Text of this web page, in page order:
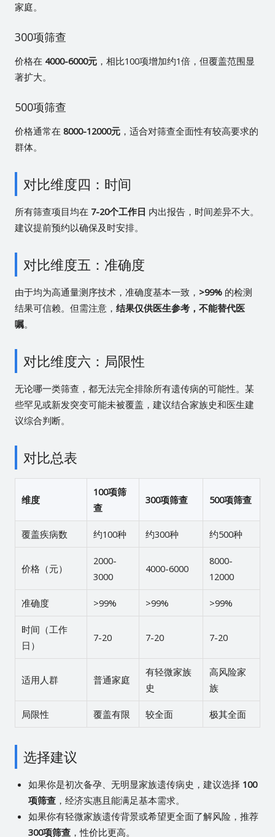
家庭。
300项筛查
价格在 4000-6000元，相比100项增加约1倍，但覆盖范围显
著扩大。
500项筛查
价格通常在 8000-12000元，适合对筛查全面性有较高要求的
群体。
对比维度四：时间
所有筛查项目均在 7-20个工作日 内出报告，时间差异不大。
建议提前预约以确保及时安排。
对比维度五：准确度
由于均为高通量测序技术，准确度基本一致， >99%的检测
结果可信赖。但需注意， 结果仅供医生参考，不能替代医
嘱。
对比维度六：局限性
无论哪一类筛查，都无法完全排除所有遗传病的可能性。某
些罕见或新发突变可能未被覆盖，建议结合家族史和医生建
议综合判断。
对比总表
维度
100项筛
查
300项筛查 500项筛查
覆盖疾病数 约100种 约300种 约500种
价格（元）
2000-
3000
4000-6000
8000-
12000
准确度 >99% >99% >99%
时间（工作
日）
7-20 7-20 7-20
适用人群 普通家庭
有轻微家族
史
高风险家
族
局限性 覆盖有限 较全面 极其全面
选择建议
如果你是初次备孕、无明显家族遗传病史，建议选择 100
项筛查，经济实惠且能满足基本需求。
如果你有轻微家族遗传背景或希望更全面了解风险，推荐
300项筛查，性价比更高。